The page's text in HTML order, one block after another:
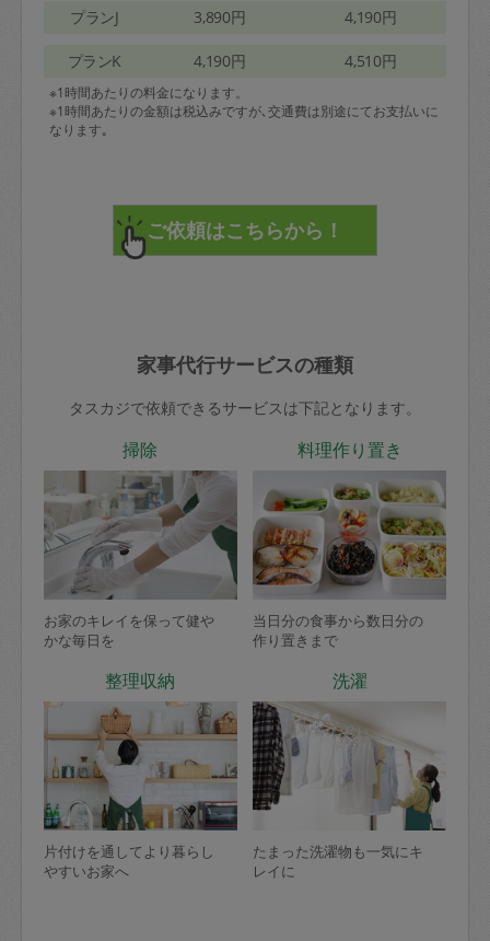
プランJ 3,890円 4,190円
プランK 4,190円 4,510円
※1時間あたりの料金になります。
※1時間あたりの金額は税込みですが､交通費は別途にてお支払いに
なります｡
家事代行サービスの種類
タスカジで依頼できるサービスは下記となります。
掃除
お家のキレイを保って健や
かな毎日を
料理作り置き
当日分の食事から数日分の
作り置きまで
整理収納
片付けを通してより暮らし
やすいお家へ
洗濯
たまった洗濯物も一気にキ
レイに